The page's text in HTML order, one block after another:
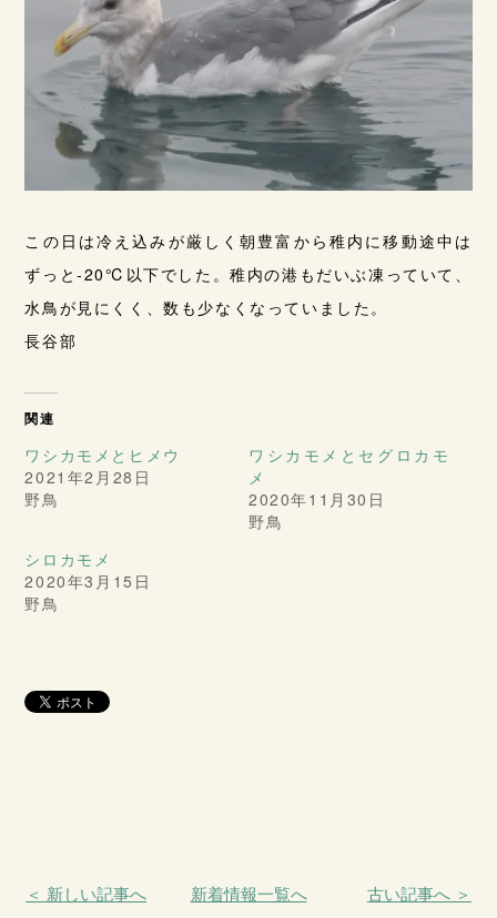
この日は冷え込みが厳しく朝豊富から稚内に移動途中は
ずっと-20℃以下でした。稚内の港もだいぶ凍っていて、
水鳥が見にくく、数も少なくなっていました。
長谷部
関連
ワシカモメとヒメウ
2021年2月28日
野鳥
ワシカモメとセグロカモ
メ
2020年11月30日
野鳥
シロカモメ
2020年3月15日
野鳥
＜ 新しい記事へ 新着情報一覧へ 古い記事へ ＞